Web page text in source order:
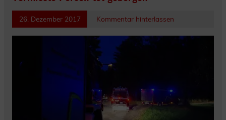
26. Dezember 2017 Kommentar hinterlassen